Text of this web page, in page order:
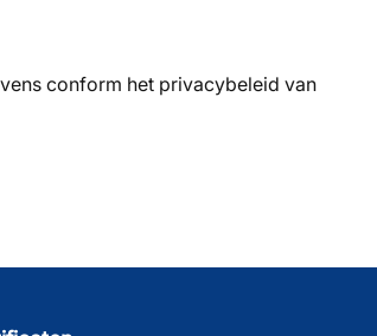
conform het privacybeleid van